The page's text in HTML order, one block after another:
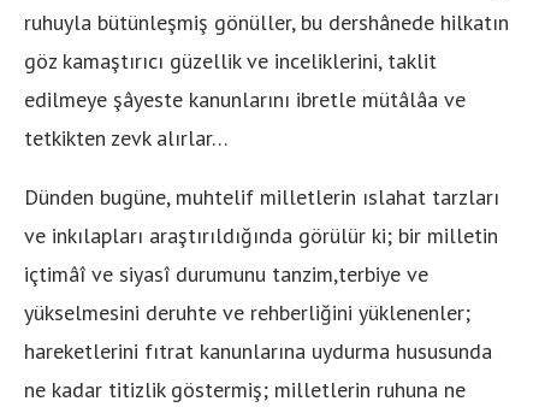
ruhuyla bütünleşmiş gönüller, bu dershânede hilkatın
göz kamaştırıcı güzellik ve inceliklerini, taklit
edilmeye şâyeste kanunlarını ibretle mütâlâa ve
tetkikten zevk alırlar…
Dünden bugüne, muhtelif milletlerin ıslahat tarzları
ve inkılapları araştırıldığında görülür ki; bir milletin
içtimâî ve siyasî durumunu tanzim,terbiye ve
yükselmesini deruhte ve rehberliğini yüklenenler;
hareketlerini fıtrat kanunlarına uydurma hususunda
ne kadar titizlik göstermiş; milletlerin ruhuna ne